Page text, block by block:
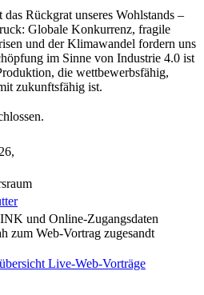
Rückgrat unseres Wohlstands –
Globale Konkurrenz, fragile
und der Klimawandel fordern uns
im Sinne von Industrie 4.0 ist
die wettbewerbsfähig,
zukunftsfähig ist.
und Online-Zugangsdaten
zum Web-Vortrag zugesandt
Live-Web-Vorträge